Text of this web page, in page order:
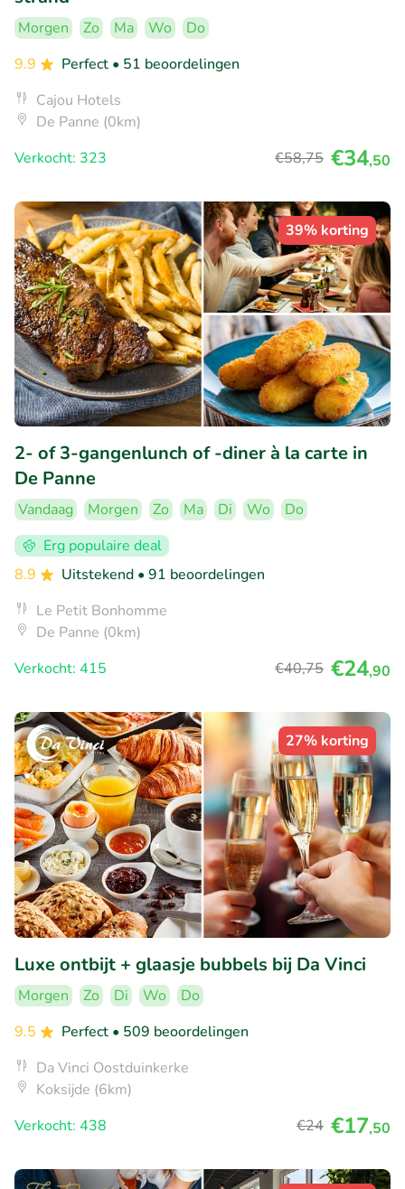
Morgen Zo Ma Wo
Do
9.9
Perfect • 51 beoordelingen
Cajou Hotels
De Panne (0km)
Verkocht: 323
€58,75 €34,50
39% korting
2- of 3-gangenlunch of -diner à la carte in
De Panne
Vandaag Morgen Zo Ma Di Wo
Do
Erg populaire deal
8.9
Uitstekend • 91 beoordelingen
Le Petit Bonhomme
De Panne (0km)
Verkocht: 415
€40,75 €24,90
27% korting
Luxe ontbijt + glaasje bubbels bij Da Vinci
Morgen Zo Di Wo
Do
9.5
Perfect • 509 beoordelingen
Da Vinci Oostduinkerke
Koksijde (6km)
Verkocht: 438
€24 €17,50